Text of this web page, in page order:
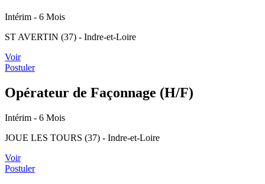
Intérim - 6 Mois
ST AVERTIN (37) - Indre-et-Loire
Voir
Postuler
Opérateur de Façonnage (H/F)
Intérim - 6 Mois
JOUE LES TOURS (37) - Indre-et-Loire
Voir
Postuler